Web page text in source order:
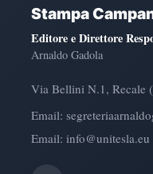
Stampa
Editore e Direttore
Arnaldo Gadola
Via Bellini N.1, Recale
Email:
Email: info@unitesla.eu